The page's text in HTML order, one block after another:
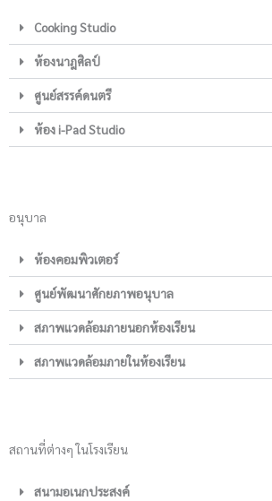
Cooking Studio
ห้องนาฎศิลป์
ศูนย์สรรค์ดนตรี
ห้อง i-Pad Studio
อนุบาล
ห้องคอมพิวเตอร์
ศูนย์พัฒนาศักยภาพอนุบาล
สภาพแวดล้อมภายนอกห้องเรียน
สภาพแวดล้อมภายในห้องเรียน
สถานที่ต่างๆ ในโรงเรียน
สนามอเนกประสงค์